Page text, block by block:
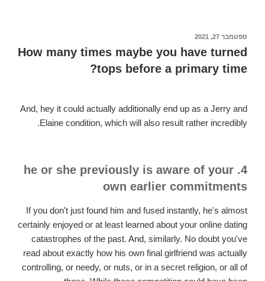
Offers.
Using
companion
is
פורסם
ב
ספטמבר 27, 2021
How many times maybe you have turned
tops before a primary time?
And, hey it could actually additionally end up as a Jerry and
Elaine condition, which will also result rather incredibly.
4. he or she previously is aware of your
own earlier commitments
If you don't just found him and fused instantly, he's almost
certainly enjoyed or at least learned about your online dating
catastrophes of the past. And, similarly. No doubt you've
read about exactly how his own final girlfriend was actually
controlling, or needy, or nuts, or in a secret religion, or all of